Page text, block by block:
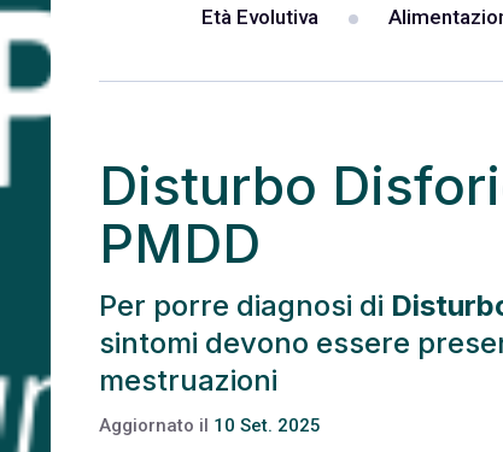
Età Evolutiva
Disturbo
PMDD
Per porre diagnosi di
sintomi devono essere
mestruazioni
Aggiornato il 10 Set. 2025